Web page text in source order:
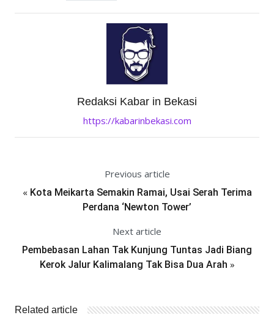
Redaksi Kabar in Bekasi
https://kabarinbekasi.com
Previous article
« Kota Meikarta Semakin Ramai, Usai Serah Terima
Perdana ‘Newton Tower’
Next article
Pembebasan Lahan Tak Kunjung Tuntas Jadi Biang
Kerok Jalur Kalimalang Tak Bisa Dua Arah »
Related article